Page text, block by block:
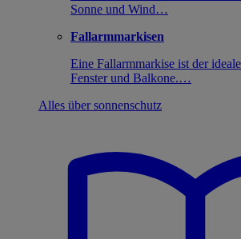
Sonne und Wind…
Fallarmmarkisen
Eine Fallarmmarkise ist der
Fenster und Balkone.…
Alles über sonnenschutz